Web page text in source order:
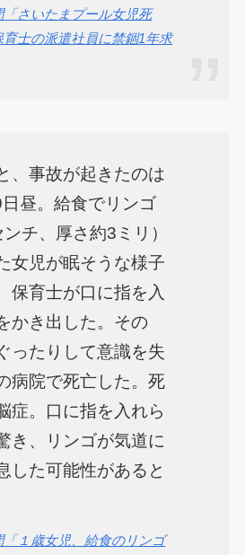
「さいたまプール女児死
育士の派遣社員に禁錮1年求
、事故が起きたのは
昼。給食でリンゴ
ンチ、厚さ約3ミリ）
女児が眠そうな様子
保育士が口に指を入
かき出した。その
ったりして意識を失
病院で死亡した。死
症。口に指を入れら
き、リンゴが気道に
した可能性があると
「１歳女児、給食のリンゴ